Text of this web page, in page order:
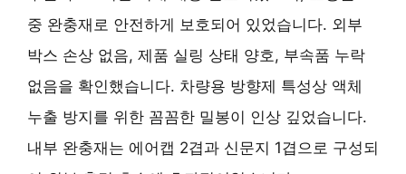
중 완충재로 안전하게 보호되어 있었습니다. 외부
박스 손상 없음, 제품 실링 상태 양호, 부속품 누락
없음을 확인했습니다. 차량용 방향제 특성상 액체
누출 방지를 위한 꼼꼼한 밀봉이 인상 깊었습니다.
내부 완충재는 에어캡 2겹과 신문지 1겹으로 구성되